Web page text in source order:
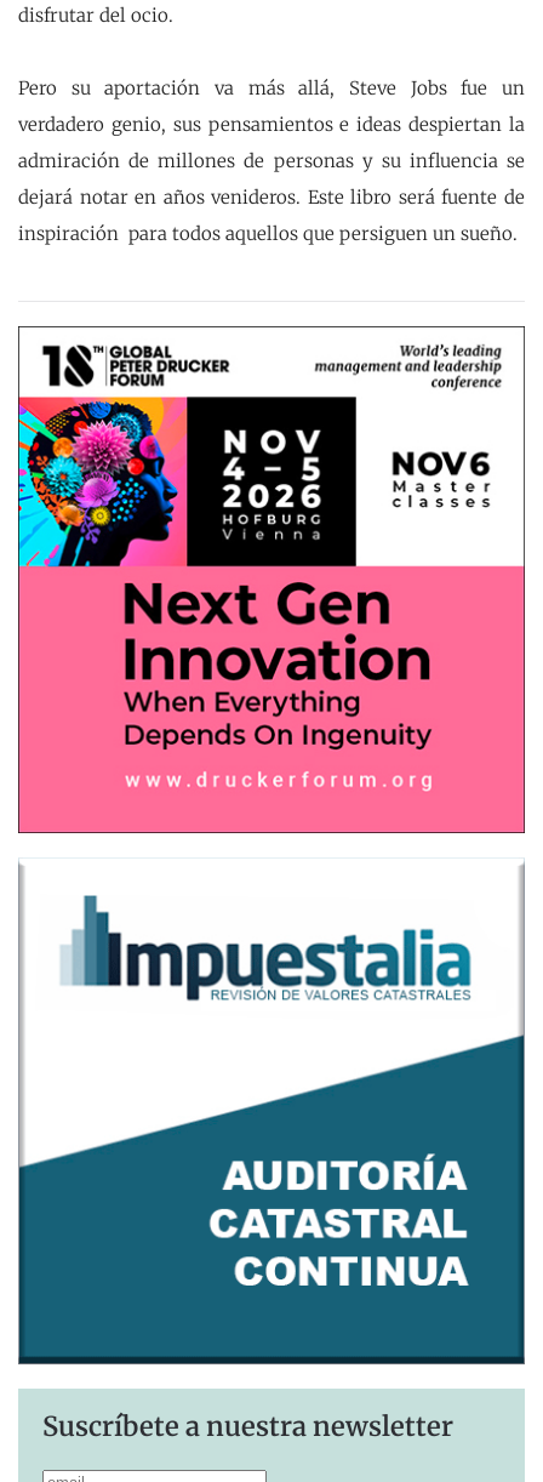
disfrutar del ocio.
Pero su aportación va más allá, Steve Jobs fue un
verdadero genio, sus pensamientos e ideas despiertan la
admiración de millones de personas y su influencia se
dejará notar en años venideros. Este libro será fuente de
inspiración para todos aquellos que persiguen un sueño.
Suscríbete a nuestra newsletter